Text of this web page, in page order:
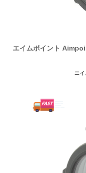
エイムポイント
エ